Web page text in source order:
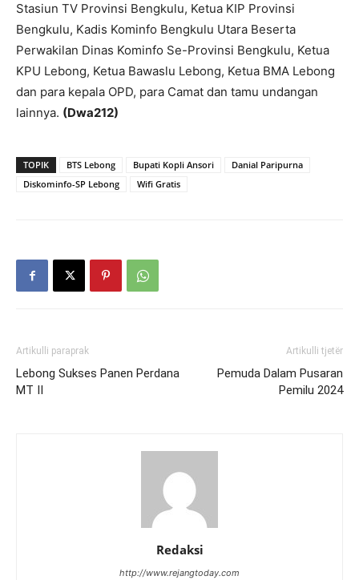
Stasiun TV Provinsi Bengkulu, Ketua KIP Provinsi
Bengkulu, Kadis Kominfo Bengkulu Utara Beserta
Perwakilan Dinas Kominfo Se-Provinsi Bengkulu, Ketua
KPU Lebong, Ketua Bawaslu Lebong, Ketua BMA Lebong
dan para kepala OPD, para Camat dan tamu undangan
lainnya. (Dwa212)
TOPIK BTS Lebong Bupati Kopli Ansori
Danial Paripurna
Diskominfo-SP Lebong
Wifi Gratis
Artikulli paraprak
Lebong Sukses Panen Perdana
MT II
Artikulli tjetër
Pemuda Dalam Pusaran
Pemilu 2024
Redaksi
http://www.rejangtoday.com